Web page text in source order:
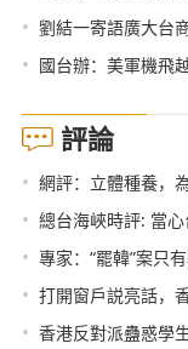
• 劉結一寄語廣大台
• 國台辦：美軍機飛
評論
• 網評：立體種養，
• 總台海峽時評: 當心
• 專家：“罷韓”案只
• 打開窗戶説亮話，
• 香港反對派蠱惑學